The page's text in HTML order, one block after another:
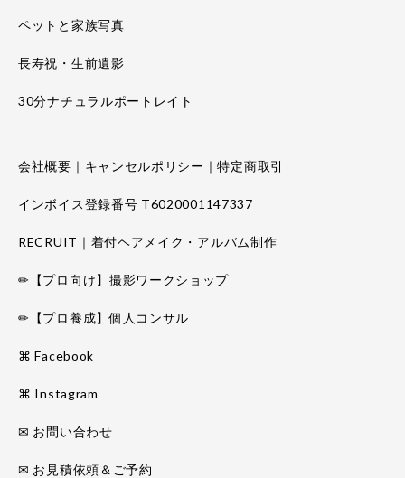
ペットと家族写真
長寿祝・生前遺影
30分ナチュラルポートレイト
会社概要｜キャンセルポリシー｜特定商取引
インボイス登録番号 T6020001147337
RECRUIT｜着付ヘアメイク・アルバム制作
✏【プロ向け】撮影ワークショップ
✏【プロ養成】個人コンサル
⌘ Facebook
⌘ Instagram
✉ お問い合わせ
✉ お見積依頼＆ご予約